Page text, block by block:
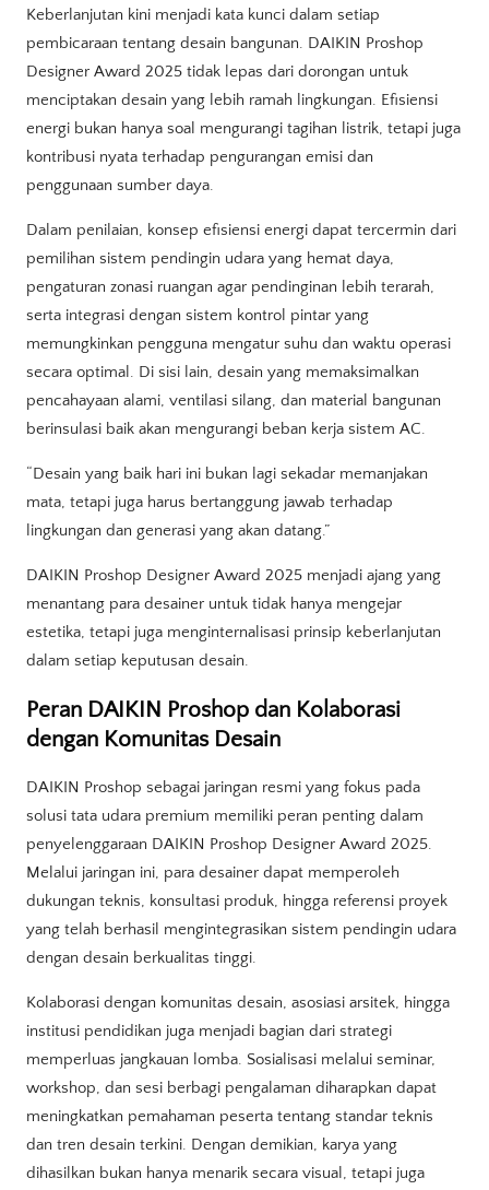
Keberlanjutan kini menjadi kata kunci dalam setiap
pembicaraan tentang desain bangunan. DAIKIN Proshop
Designer Award 2025 tidak lepas dari dorongan untuk
menciptakan desain yang lebih ramah lingkungan. Efisiensi
energi bukan hanya soal mengurangi tagihan listrik, tetapi juga
kontribusi nyata terhadap pengurangan emisi dan
penggunaan sumber daya.
Dalam penilaian, konsep efisiensi energi dapat tercermin dari
pemilihan sistem pendingin udara yang hemat daya,
pengaturan zonasi ruangan agar pendinginan lebih terarah,
serta integrasi dengan sistem kontrol pintar yang
memungkinkan pengguna mengatur suhu dan waktu operasi
secara optimal. Di sisi lain, desain yang memaksimalkan
pencahayaan alami, ventilasi silang, dan material bangunan
berinsulasi baik akan mengurangi beban kerja sistem AC.
“Desain yang baik hari ini bukan lagi sekadar memanjakan
mata, tetapi juga harus bertanggung jawab terhadap
lingkungan dan generasi yang akan datang.”
DAIKIN Proshop Designer Award 2025 menjadi ajang yang
menantang para desainer untuk tidak hanya mengejar
estetika, tetapi juga menginternalisasi prinsip keberlanjutan
dalam setiap keputusan desain.
Peran DAIKIN Proshop dan Kolaborasi
dengan Komunitas Desain
DAIKIN Proshop sebagai jaringan resmi yang fokus pada
solusi tata udara premium memiliki peran penting dalam
penyelenggaraan DAIKIN Proshop Designer Award 2025.
Melalui jaringan ini, para desainer dapat memperoleh
dukungan teknis, konsultasi produk, hingga referensi proyek
yang telah berhasil mengintegrasikan sistem pendingin udara
dengan desain berkualitas tinggi.
Kolaborasi dengan komunitas desain, asosiasi arsitek, hingga
institusi pendidikan juga menjadi bagian dari strategi
memperluas jangkauan lomba. Sosialisasi melalui seminar,
workshop, dan sesi berbagi pengalaman diharapkan dapat
meningkatkan pemahaman peserta tentang standar teknis
dan tren desain terkini. Dengan demikian, karya yang
dihasilkan bukan hanya menarik secara visual, tetapi juga